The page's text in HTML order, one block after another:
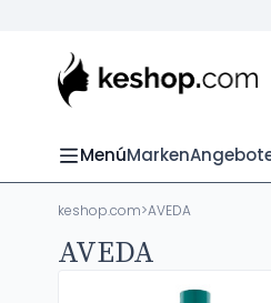
MenúMarken
keshop.com>AVEDA
AVEDA